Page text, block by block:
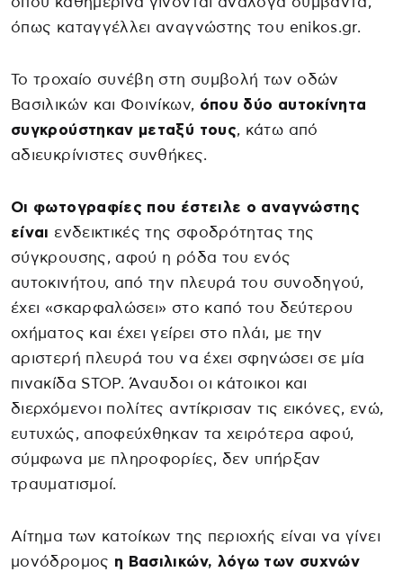
όπως καταγγέλλει αναγνώστης του enikos.gr.
Το τροχαίο συνέβη στη συμβολή των οδών
Βασιλικών και Φοινίκων, όπου δύο αυτοκίνητα
συγκρούστηκαν μεταξύ τους, κάτω από
αδιευκρίνιστες συνθήκες.
Οι φωτογραφίες που έστειλε ο αναγνώστης
είναι ενδεικτικές της σφοδρότητας της
σύγκρουσης, αφού η ρόδα του ενός
αυτοκινήτου, από την πλευρά του συνοδηγού,
έχει «σκαρφαλώσει» στο καπό του δεύτερου
οχήματος και έχει γείρει στο πλάι, με την
αριστερή πλευρά του να έχει σφηνώσει σε μία
πινακίδα STOP. Άναυδοι οι κάτοικοι και
διερχόμενοι πολίτες αντίκρισαν τις εικόνες, ενώ,
ευτυχώς, αποφεύχθηκαν τα χειρότερα αφού,
σύμφωνα με πληροφορίες, δεν υπήρξαν
τραυματισμοί.
Αίτημα των κατοίκων της περιοχής είναι να γίνει
μονόδρομος η Βασιλικών, λόγω των συχνών